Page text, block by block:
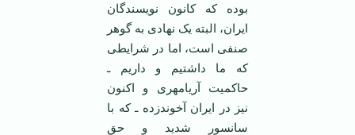
بوده که کانون نویسندگان
ایران، البته یک نهادی به گوهر
صنفی است، اما در شرایطی
که ما داشتیم و داریم ـ
حاکمیت آریامهری و اکنون
نیز در ایران آخوندزده ـ که با
سانسور شدید و حق